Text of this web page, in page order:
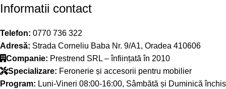
Informatii contact
Telefon: 0770 736 322
Adresă: Strada Corneliu Baba Nr. 9/A1, Oradea 410606
Companie: Prestrend SRL – înființată în 2010
Specializare: Feronerie și accesorii pentru mobilier
Program: Luni-Vineri 08:00-16:00, Sâmbătă și Duminică închis